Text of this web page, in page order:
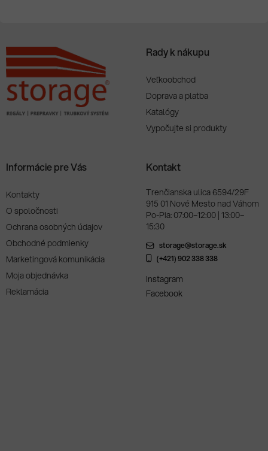
Rady k nákupu
Veľkoobchod
Doprava a platba
Katalógy
Vypočujte si produkty
Informácie pre Vás
Kontakty
O spoločnosti
Ochrana osobných údajov
Obchodné podmienky
Marketingová komunikácia
Moja objednávka
Reklamácia
Kontakt
Trenčianska ulica 6594/29F
915 01 Nové Mesto nad Váhom
Po-Pia: 07:00–12:00 | 13:00–
15:30
storage@storage.sk
(+421) 902 338 338
Instagram
Facebook